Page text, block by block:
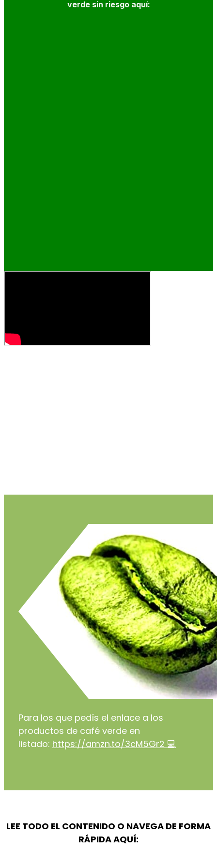
verde sin riesgo aquí:
Para los que pedís el enlace a los
productos de café verde en
listado: https://amzn.to/3cM5Gr2 💻
LEE TODO EL CONTENIDO O NAVEGA DE FORMA
RÁPIDA AQUÍ: